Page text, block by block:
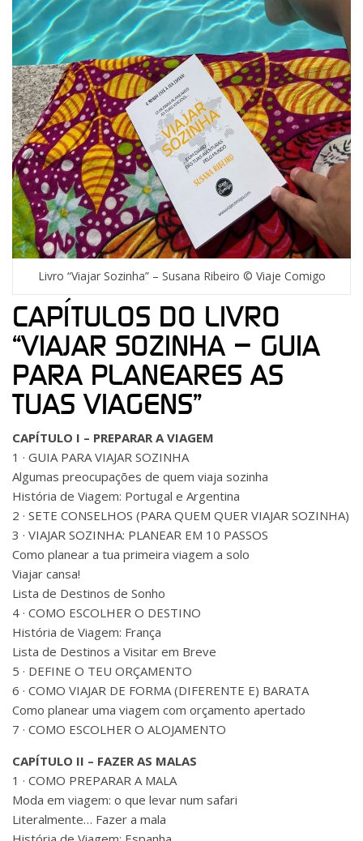
Livro “Viajar Sozinha” – Susana Ribeiro © Viaje Comigo
CAPÍTULOS DO LIVRO
“VIAJAR SOZINHA – GUIA
PARA PLANEARES AS
TUAS VIAGENS”
CAPÍTULO I – PREPARAR A VIAGEM
1 · GUIA PARA VIAJAR SOZINHA
Algumas preocupações de quem viaja sozinha
História de Viagem: Portugal e Argentina
2 · SETE CONSELHOS (PARA QUEM QUER VIAJAR SOZINHA)
3 · VIAJAR SOZINHA: PLANEAR EM 10 PASSOS
Como planear a tua primeira viagem a solo
Viajar cansa!
Lista de Destinos de Sonho
4 · COMO ESCOLHER O DESTINO
História de Viagem: França
Lista de Destinos a Visitar em Breve
5 · DEFINE O TEU ORÇAMENTO
6 · COMO VIAJAR DE FORMA (DIFERENTE E) BARATA
Como planear uma viagem com orçamento apertado
7 · COMO ESCOLHER O ALOJAMENTO
CAPÍTULO II – FAZER AS MALAS
1 · COMO PREPARAR A MALA
Moda em viagem: o que levar num safari
Literalmente… Fazer a mala